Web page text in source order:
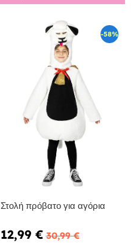
-58%
Στολή πρόβατο για αγόρια
12,99 € 30,99 €